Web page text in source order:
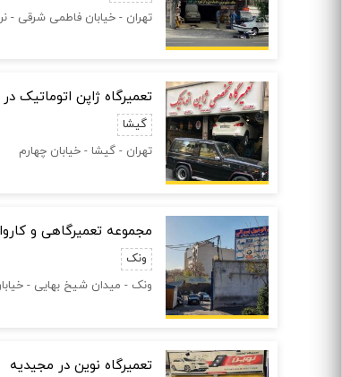
تهران - خیابان فاطمی شرقی -
تعمیرگاه ژاپن اتوماتیک
گیشا
تهران - گیشا - خیابان چهارم
مجموعه تعمیرگاهی و
ونک
ونک - میدان شیخ بهایی -
تعمیرگاه نوین در مجیدیه